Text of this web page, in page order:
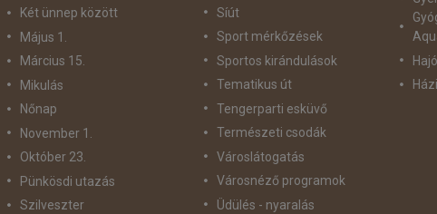
Két ünnep között
Május 1.
Március 15.
Mikulás
Nőnap
November 1.
Október 23.
Pünkösdi utazás
Szilveszter
Síút
Sport mérkőzések
Sportos kirándulások
Tematikus út
Tengerparti esküvő
Természeti csodák
Városlátogatás
Városnéző programok
Üdülés - nyaralás